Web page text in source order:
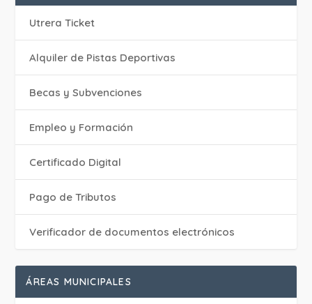
Utrera Ticket
Alquiler de Pistas Deportivas
Becas y Subvenciones
Empleo y Formación
Certificado Digital
Pago de Tributos
Verificador de documentos electrónicos
ÁREAS MUNICIPALES